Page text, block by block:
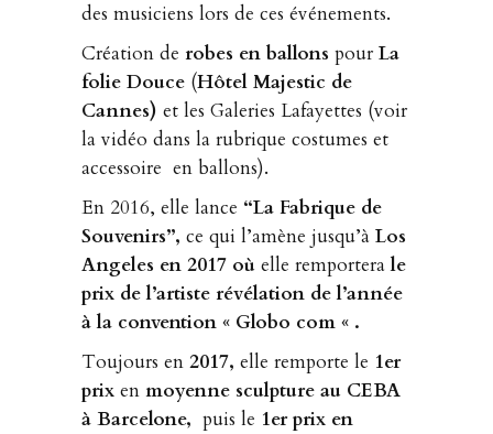
des musiciens lors de ces événements.
Création de robes en ballons pour La
folie Douce (Hôtel Majestic de
Cannes) et les Galeries Lafayettes (voir
la vidéo dans la rubrique costumes et
accessoire en ballons).
En 2016, elle lance “La Fabrique de
Souvenirs”, ce qui l’amène jusqu’à Los
Angeles en 2017 où elle remporterale
prix de l’artiste révélation de l’année
à la convention « Globo com « .
Toujours en 2017, elle remporte le 1er
prix en moyenne sculpture au CEBA
à Barcelone, puis le 1er prix en